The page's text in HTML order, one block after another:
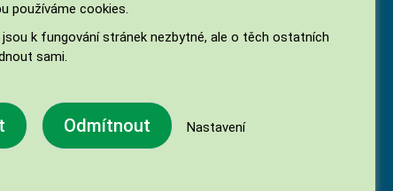
používáme cookies.
k fungování stránek nezbytné, ale o těch ostatních
sami.
Odmítnout Nastavení